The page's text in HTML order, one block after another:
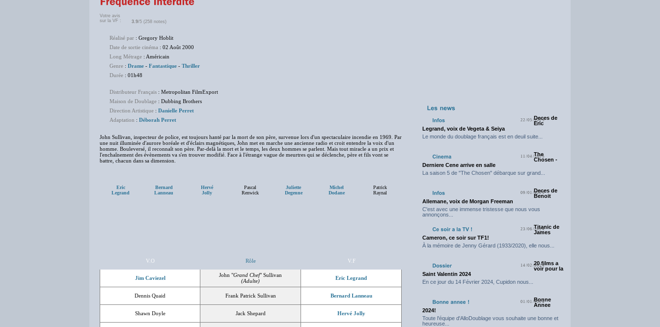
Votre avis
sur la VF :
3.9/5 (258 notes)
Réalisé par : Gregory Hoblit
Date de sortie cinéma : 02 Août 2000
Long Métrage : Américain
Genre : Drame - Fantastique - Thriller
Durée : 01h48
Distributeur Français : Metropolitan FilmExport
Maison de Doublage : Dubbing Brothers
Direction Artistique : Danielle Perret
Adaptation : Déborah Perret
John Sullivan, inspecteur de police, est toujours hanté par la mort de son père, survenue lors d'un spectaculaire incendie en 1969. Par
une nuit illuminée d'aurore boréale et d'éclairs magnétiques, John met en marche une ancienne radio et croit entendre la voix d'un
homme. Bouleversé, il reconnaît son père. Par-delà la mort et le temps, les deux hommes se parlent. Mais tout miracle a un prix et
l'enchaînement des évènements va s'en trouver modifié. Face à l'étrange vague de meurtres qui se déclenche, père et fils vont se
battre, chacun dans sa dimension.
Eric
Legrand
Bernard
Lanneau
Hervé
Jolly
Pascal
Renwick
Juliette
Degenne
Michel
Dodane
Patrick
Raynal
V.O Rôle V.F
Jim Caviezel John "Grand Chef" Sullivan
(Adulte)
Eric Legrand
Dennis Quaid Frank Patrick Sullivan Bernard Lanneau
Shawn Doyle Jack Shepard Hervé Jolly
22/05/2025Deces de
Eric
Legrand, voix de Vegeta & Seiya
Le monde du doublage français est en deuil suite...
11/04/2025
The
Chosen -
Derniere Cene arrive en salle
La saison 5 de "The Chosen" débarque sur grand...
09/01/2025Deces de
Benoit
Allemane, voix de Morgan Freeman
C'est avec une immense tristesse que nous vous
annonçons...
23/06/2024Titanic de
James
Cameron, ce soir sur TF1!
À la mémoire de Jenny Gérard (1933/2020), elle nous...
14/02/202420 films a
voir pour la
Saint Valentin 2024
En ce jour du 14 Février 2024, Cupidon nous...
01/01/2024
Bonne
Annee
2024!
Toute l'équipe d'AlloDoublage vous souhaite une bonne et
heureuse...